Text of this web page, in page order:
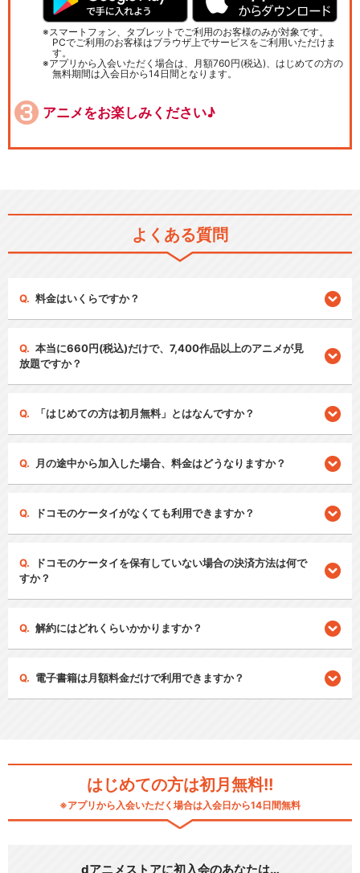
スマートフォン、タブレットでご利用のお客様のみが対象です。
PCでご利用のお客様はブラウザ上でサービスをご利用いただけま
す。
アプリから入会いただく場合は、月額760円(税込)、はじめての方の
無料期間は入会日から14日間となります。
アニメをお楽しみください♪
よくある質問
料金はいくらですか？
本当に660円(税込)だけで、7,400作品以上のアニメが見
放題ですか？
「はじめての方は初月無料」とはなんですか？
月の途中から加入した場合、料金はどうなりますか？
ドコモのケータイがなくても利用できますか？
ドコモのケータイを保有していない場合の決済方法は何で
すか？
解約にはどれくらいかかりますか？
電子書籍は月額料金だけで利用できますか？
はじめての方は初月無料!!
※アプリから入会いただく場合は入会日から14日間無料
dアニメストアに初入会のあなたは…